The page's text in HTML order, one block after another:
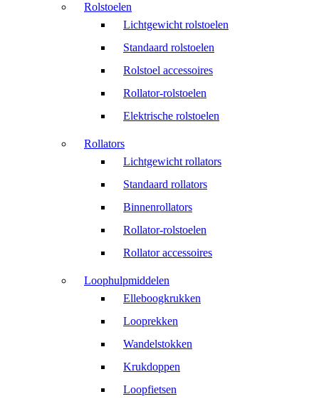
Rolstoelen
Lichtgewicht rolstoelen
Standaard rolstoelen
Rolstoel accessoires
Rollator-rolstoelen
Elektrische rolstoelen
Rollators
Lichtgewicht rollators
Standaard rollators
Binnenrollators
Rollator-rolstoelen
Rollator accessoires
Loophulpmiddelen
Elleboogkrukken
Looprekken
Wandelstokken
Krukdoppen
Loopfietsen